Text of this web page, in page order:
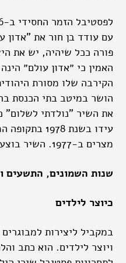
עם עודד בן חור את "אדון
פורה ככל שיהיה, יש את
האמין כי ״אדון עולם״
הקירבה שלו מסורת
הושר במיטב בתי הכנסת
את השיר "נולדתי לשלום"
עידו בשנת
מצרים ב-1977. השיר בוצע במקור על ידי להקת סקסטה.
שנות השמונים, התשעים
כיוצר לילדים
במקביל ליצירות
ויוצר לילדים. הוא כתב